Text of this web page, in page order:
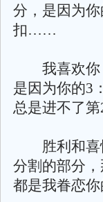
分，是因为
扣……
我喜欢你，
是因为你的3
总是进不了
胜利和喜悦
分割的部分
都是我眷恋你